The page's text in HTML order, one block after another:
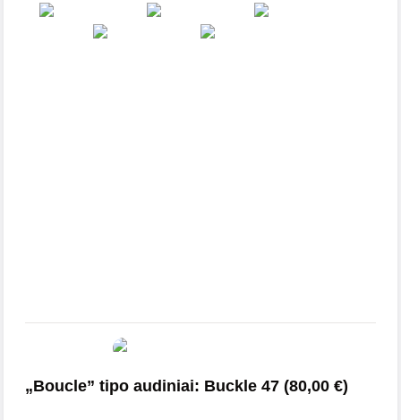
„Boucle” tipo audiniai: Buckle 47 (80,00 €)